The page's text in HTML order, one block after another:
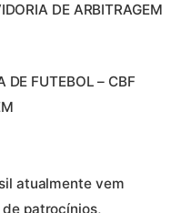
DE ARBITRAGEM
DE FUTEBOL – CBF
atualmente vem
patrocínios,